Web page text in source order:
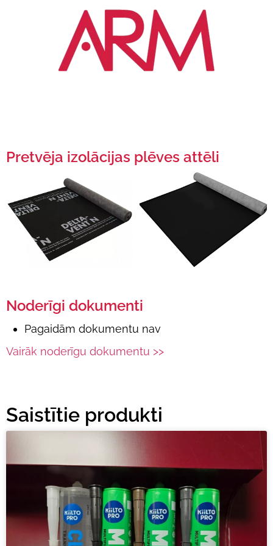
Pretvēja izolācijas plēves attēli
Noderīgi dokumenti
Pagaidām dokumentu nav
Vairāk noderīgu dokumentu >>
Saistītie produkti